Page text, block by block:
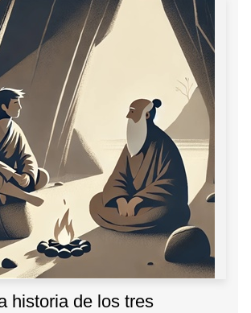
historia de los tres